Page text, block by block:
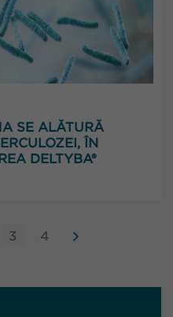
SE ALĂTURĂ
ÎN
DELTYBA®
3 4